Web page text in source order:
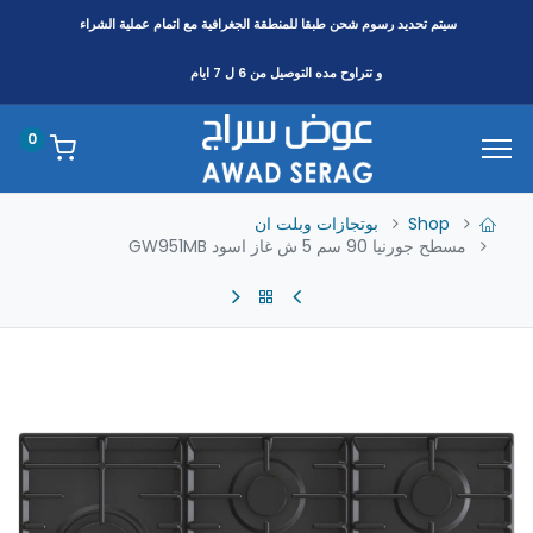
سيتم تحديد رسوم شحن طبقا للمنطقةالجغرافية مع اتمام عملية الشراء
و تتراوح مده التوصيل من 6 ل 7 ايام
0
Shop
بوتجازات وبلت ان
مسطح جورنيا 90 سم 5 ش غاز اسود GW951MB